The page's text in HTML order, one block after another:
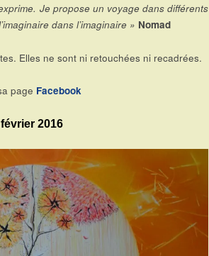
Je propose un voyage dans différents
dans l’imaginaire » Nomad
Elles ne sont ni retouchées ni recadrées.
page Facebook
2016